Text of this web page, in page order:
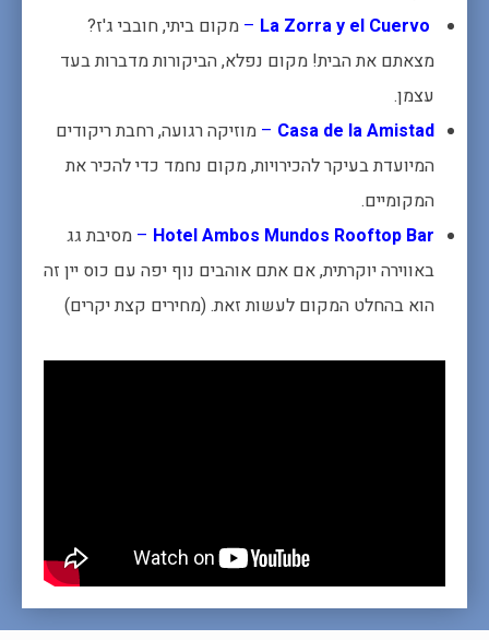
La Zorra y el Cuervo
– מקום ביתי, חובבי ג'ז?
מצאתם את הבית! מקום נפלא, הביקורות מדברות בעד
עצמן.
Casa de la Amistad
– מוזיקה רגועה, רחבת ריקודים
המיועדת בעיקר להכירויות, מקום נחמד כדי להכיר את
המקומיים.
Hotel Ambos Mundos Rooftop Bar
– מסיבת גג
באווירה יוקרתית, אם אתם אוהבים נוף יפה עם כוס יין זה
הוא בהחלט המקום לעשות זאת. (מחירים קצת יקרים)